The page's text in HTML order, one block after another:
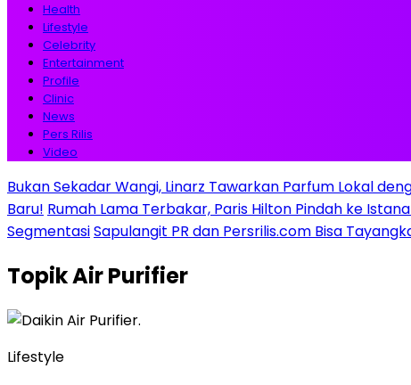
Health
Lifestyle
Celebrity
Entertainment
Profile
Clinic
News
Pers Rilis
Video
Bukan Sekadar Wangi, Linarz Tawarkan Parfum Lokal
Baru! Rumah Lama Terbakar, Paris Hilton Pindah ke
SegmentasiSapulangit PR dan Persrilis.com Bisa
TopikAir Purifier
Lifestyle